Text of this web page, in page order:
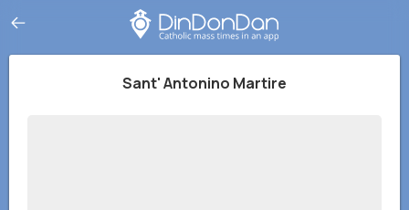
Sant' Antonino Martire